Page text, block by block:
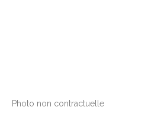
Photo non contractuelle